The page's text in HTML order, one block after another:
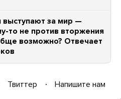
за мир —
то не против вторжения
возможно? Отвечает
Твиттер Напишите нам